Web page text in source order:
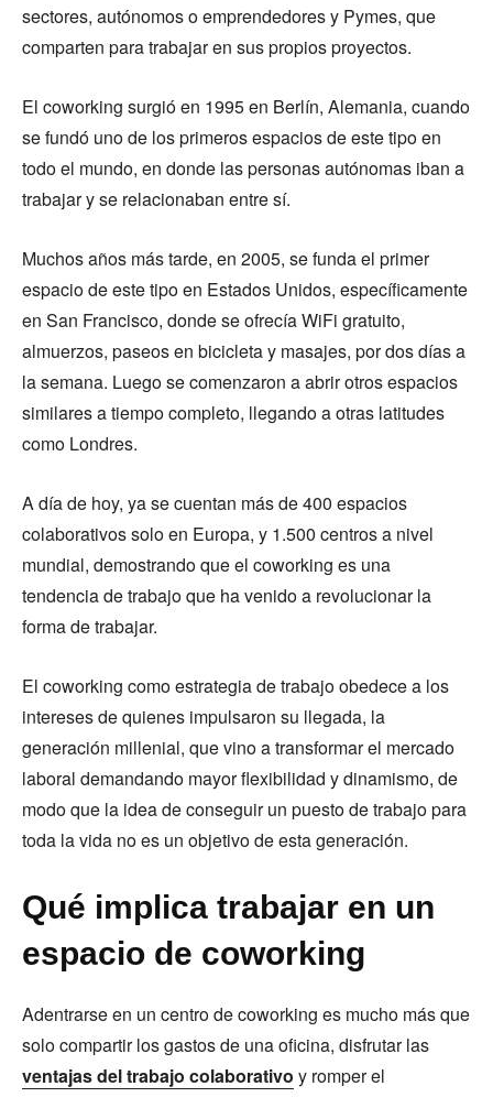
sectores, autónomos o emprendedores y Pymes, que
comparten para trabajar en sus propios proyectos.
El coworking surgió en 1995 en Berlín, Alemania, cuando
se fundó uno de los primeros espacios de este tipo en
todo el mundo, en donde las personas autónomas iban a
trabajar y se relacionaban entre sí.
Muchos años más tarde, en 2005, se funda el primer
espacio de este tipo en Estados Unidos, específicamente
en San Francisco, donde se ofrecía WiFi gratuito,
almuerzos, paseos en bicicleta y masajes, por dos días a
la semana. Luego se comenzaron a abrir otros espacios
similares a tiempo completo, llegando a otras latitudes
como Londres.
A día de hoy, ya se cuentan más de 400 espacios
colaborativos solo en Europa, y 1.500 centros a nivel
mundial, demostrando que el coworking es una
tendencia de trabajo que ha venido a revolucionar la
forma de trabajar.
El coworking como estrategia de trabajo obedece a los
intereses de quienes impulsaron su llegada, la
generación millenial, que vino a transformar el mercado
laboral demandando mayor flexibilidad y dinamismo, de
modo que la idea de conseguir un puesto de trabajo para
toda la vida no es un objetivo de esta generación.
Qué implica trabajar en un
espacio de coworking
Adentrarse en un centro de coworking es mucho más que
solo compartir los gastos de una oficina, disfrutar las
ventajas del trabajo colaborativo y romper el